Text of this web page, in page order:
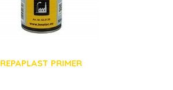
REPAPLAST PRIMER